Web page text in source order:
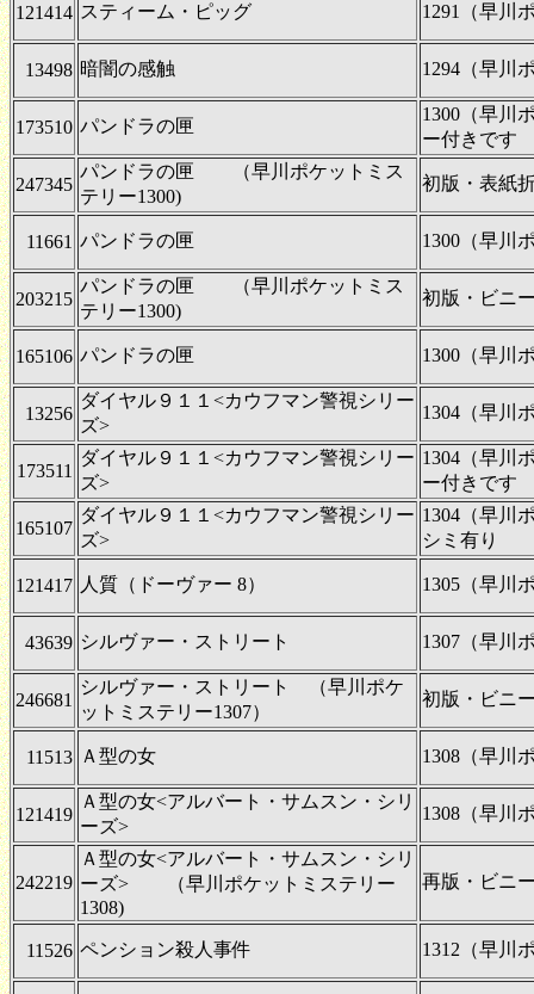
121414 スティーム・ピッグ 1291（早川
13498 暗闇の感触 1294（早川
173510 パンドラの匣
1300（早川
ー付きです
247345
パンドラの匣 （早川ポケットミス
テリー1300)
初版・表紙
11661 パンドラの匣 1300（早川
203215
パンドラの匣 （早川ポケットミス
テリー1300)
初版・ビニ
165106 パンドラの匣 1300（早川
13256
ダイヤル９１１<カウフマン警視シリー
ズ>
1304（早川
173511
ダイヤル９１１<カウフマン警視シリー
ズ>
1304（早川
ー付きです
165107
ダイヤル９１１<カウフマン警視シリー
ズ>
1304（早川
シミ有り
121417 人質（ドーヴァー 8） 1305（早川
43639 シルヴァー・ストリート 1307（早川
246681
シルヴァー・ストリート （早川ポケ
ットミステリー1307）
初版・ビニ
11513 Ａ型の女 1308（早川
121419
Ａ型の女<アルバート・サムスン・シリ
ーズ>
1308（早川
242219
Ａ型の女<アルバート・サムスン・シリ
ーズ> （早川ポケットミステリー
1308)
再版・ビニ
11526 ペンション殺人事件 1312（早川